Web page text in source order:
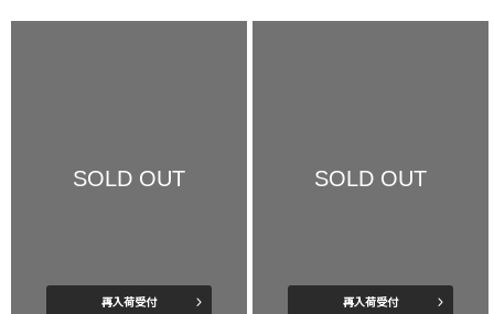
SOLD OUT
再入荷受付
SOLD OUT
再入荷受付